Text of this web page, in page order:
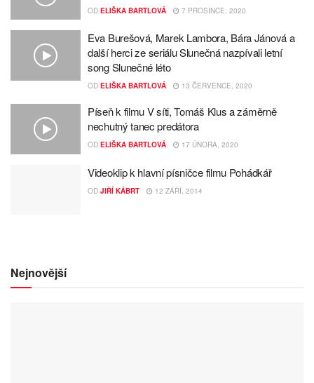
OD ELIŠKA BARTLOVÁ 7 PROSINCE, 2020
Eva Burešová, Marek Lambora, Bára Jánová a
další herci ze seriálu Slunečná nazpívali letní
song Slunečné léto
OD ELIŠKA BARTLOVÁ 13 ČERVENCE, 2020
Píseň k filmu V síti, Tomáš Klus a záměrně
nechutný tanec predátora
OD ELIŠKA BARTLOVÁ 17 ÚNORA, 2020
Videoklip k hlavní písničce filmu Pohádkář
OD JIŘÍ KÁBRT 12 ZÁŘÍ, 2014
Nejnovější